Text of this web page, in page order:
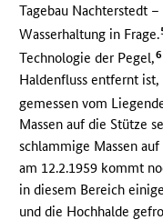
Tagebau Nachterstedt
Wasserhaltung in Frage.
Technologie der Pegel,6
Haldenfluss entfernt
gemessen vom
Massen auf die Stütze
schlammige Massen
am 12.2.1959 kommt
in diesem Bereich
und die Hochhalde